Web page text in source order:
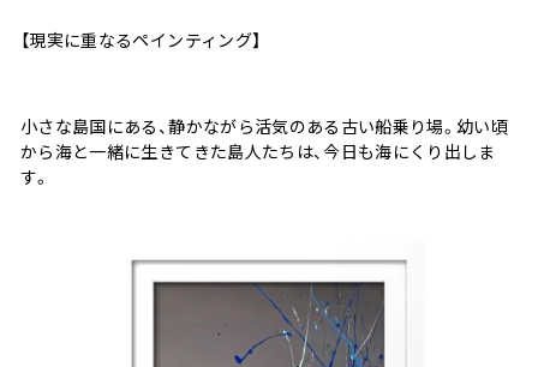
【現実に重なるペインティング】
小さな島国にある、静かながら活気のある古い船乗り場。幼い頃
から海と一緒に生きてきた島人たちは、今日も海にくり出しま
す。